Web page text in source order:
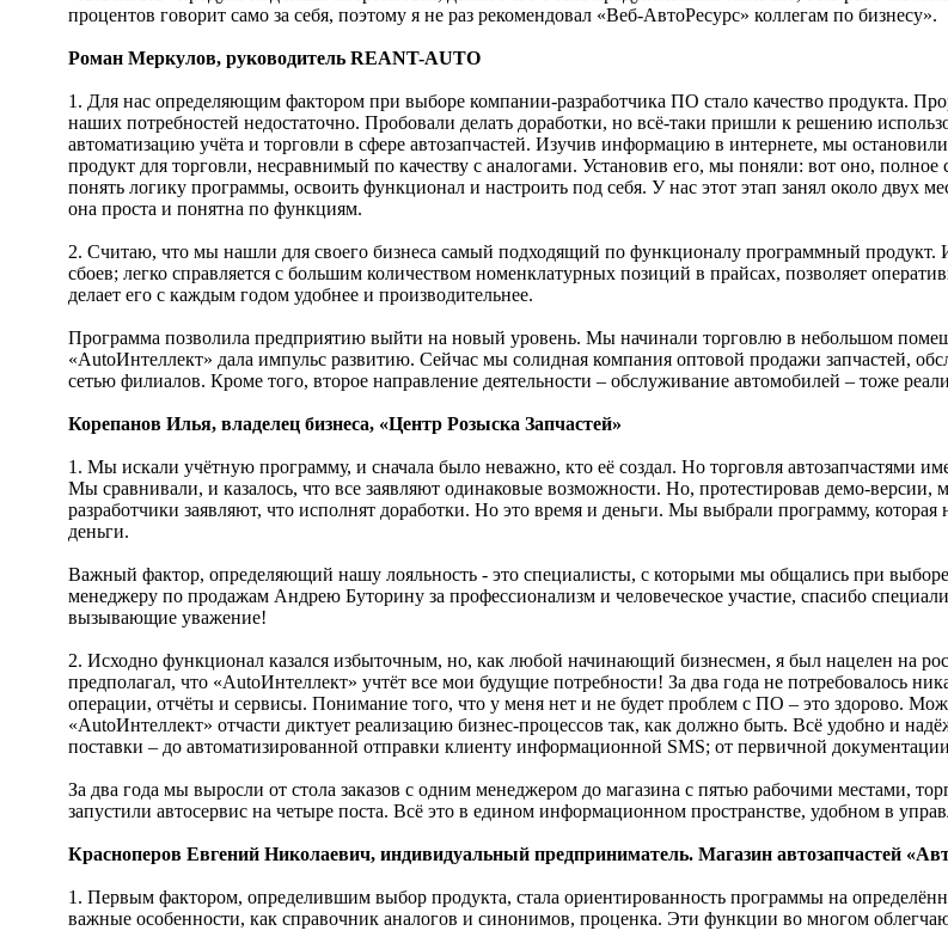
процентов говорит само за себя, поэтому я не раз рекомендовал «Веб-АвтоРесурс» коллегам по бизнесу».
Роман Меркулов, руководитель REANT-AUTO
1. Для нас определяющим фактором при выборе компании-разработчика ПО стало качество продукта.
наших потребностей недостаточно. Пробовали делать доработки, но всё-таки пришли к решению
автоматизацию учёта и торговли в сфере автозапчастей. Изучив информацию в интернете, мы
продукт для торговли, несравнимый по качеству с аналогами. Установив его, мы поняли: вот оно,
понять логику программы, освоить функционал и настроить под себя. У нас этот этап занял около двух
она проста и понятна по функциям.
2. Считаю, что мы нашли для своего бизнеса самый подходящий по функционалу программный продукт.
сбоев; легко справляется с большим количеством номенклатурных позиций в прайсах, позволяет
делает его с каждым годом удобнее и производительнее.
Программа позволила предприятию выйти на новый уровень. Мы начинали торговлю в небольшом
«AutoИнтеллект» дала импульс развитию. Сейчас мы солидная компания оптовой продажи запчастей,
сетью филиалов. Кроме того, второе направление деятельности – обслуживание автомобилей – тоже
Корепанов Илья, владелец бизнеса, «Центр Розыска Запчастей»
1. Мы искали учётную программу, и сначала было неважно, кто её создал. Но торговля автозапчастями
Мы сравнивали, и казалось, что все заявляют одинаковые возможности. Но, протестировав демо-
разработчики заявляют, что исполнят доработки. Но это время и деньги. Мы выбрали программу,
деньги.
Важный фактор, определяющий нашу лояльность - это специалисты, с которыми мы общались при
менеджеру по продажам Андрею Буторину за профессионализм и человеческое участие, спасибо
вызывающие уважение!
2. Исходно функционал казался избыточным, но, как любой начинающий бизнесмен, я был нацелен на
предполагал, что «AutoИнтеллект» учтёт все мои будущие потребности! За два года не потребовалось
операции, отчёты и сервисы. Понимание того, что у меня нет и не будет проблем с ПО – это здорово.
«AutoИнтеллект» отчасти диктует реализацию бизнес-процессов так, как должно быть. Всё удобно и
поставки – до автоматизированной отправки клиенту информационной SMS; от первичной
За два года мы выросли от стола заказов с одним менеджером до магазина с пятью рабочими местами,
запустили автосервис на четыре поста. Всё это в едином информационном пространстве, удобном в
Красноперов Евгений Николаевич, индивидуальный предприниматель. Магазин автозапчастей
1. Первым фактором, определившим выбор продукта, стала ориентированность программы на
важные особенности, как справочник аналогов и синонимов, проценка. Эти функции во многом